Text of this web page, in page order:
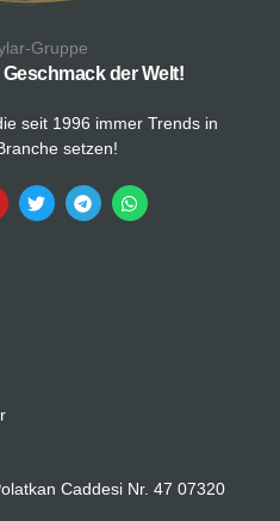
der Welt!
seit 1996 immer Trends in
setzen!
Caddesi Nr. 47 07320